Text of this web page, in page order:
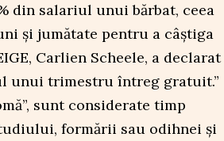
din salariul unui bărbat, ceea
și jumătate pentru a câștiga
Carlien Scheele, a declarat
unui trimestru întreg gratuit.”
sunt considerate timp
formării sau odihnei și